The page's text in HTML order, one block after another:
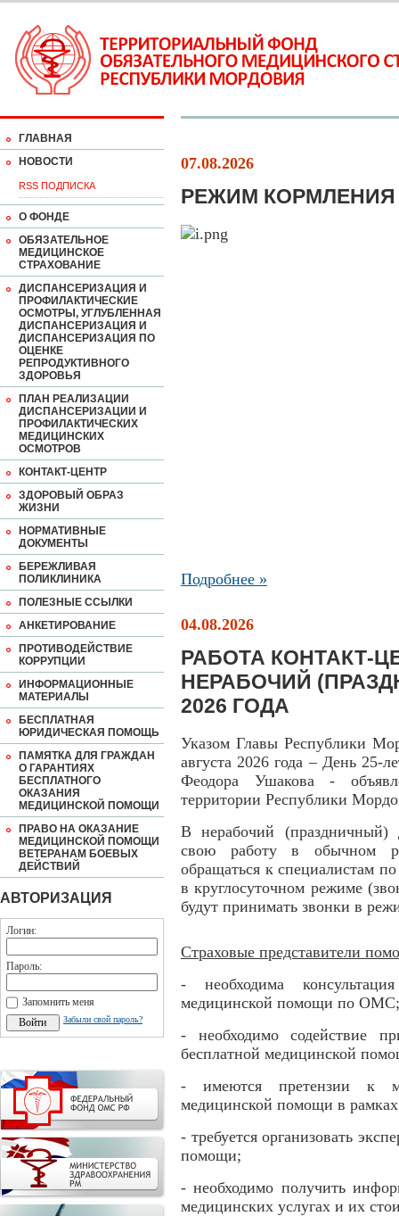
ГЛАВНАЯ
НОВОСТИ
RSS ПОДПИСКА
О ФОНДЕ
ОБЯЗАТЕЛЬНОЕ
МЕДИЦИНСКОЕ
СТРАХОВАНИЕ
ДИСПАНСЕРИЗАЦИЯ И
ПРОФИЛАКТИЧЕСКИЕ
ОСМОТРЫ, УГЛУБЛЕННАЯ
ДИСПАНСЕРИЗАЦИЯ И
ДИСПАНСЕРИЗАЦИЯ ПО
ОЦЕНКЕ
РЕПРОДУКТИВНОГО
ЗДОРОВЬЯ
ПЛАН РЕАЛИЗАЦИИ
ДИСПАНСЕРИЗАЦИИ И
ПРОФИЛАКТИЧЕСКИХ
МЕДИЦИНСКИХ
ОСМОТРОВ
КОНТАКТ-ЦЕНТР
ЗДОРОВЫЙ ОБРАЗ
ЖИЗНИ
НОРМАТИВНЫЕ
ДОКУМЕНТЫ
БЕРЕЖЛИВАЯ
ПОЛИКЛИНИКА
ПОЛЕЗНЫЕ ССЫЛКИ
АНКЕТИРОВАНИЕ
ПРОТИВОДЕЙСТВИЕ
КОРРУПЦИИ
ИНФОРМАЦИОННЫЕ
МАТЕРИАЛЫ
БЕСПЛАТНАЯ
ЮРИДИЧЕСКАЯ ПОМОЩЬ
ПАМЯТКА ДЛЯ ГРАЖДАН
О ГАРАНТИЯХ
БЕСПЛАТНОГО
ОКАЗАНИЯ
МЕДИЦИНСКОЙ ПОМОЩИ
ПРАВО НА ОКАЗАНИЕ
МЕДИЦИНСКОЙ ПОМОЩИ
ВЕТЕРАНАМ БОЕВЫХ
ДЕЙСТВИЙ
АВТОРИЗАЦИЯ
Логин:
Пароль:
Запомнить меня
Забыли свой пароль?
07.08.2026
РЕЖИМ
Подробнее »
04.08.2026
РАБОТА КОНТАКТ-
НЕРАБОЧИЙ
2026 ГОДА
Указом Главы Республики
августа 2026 года – День 25-
Феодора Ушакова -
территории Республики
В нерабочий (праздничный)
свою работу в обычном
обращаться к специалистам
в круглосуточном режиме
будут принимать звонки в
Страховые представители
- необходима
медицинской помощи по ОМС;
- необходимо содействие
бесплатной медицинской
- имеются претензии к
медицинской помощи в
- требуется организовать
помощи;
- необходимо получить
медицинских услугах и их